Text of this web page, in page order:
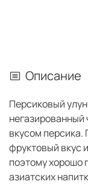
Описание
Персиковый улун
негазированный
вкусом персика.
фруктовый вкус
поэтому хорошо
азиатских